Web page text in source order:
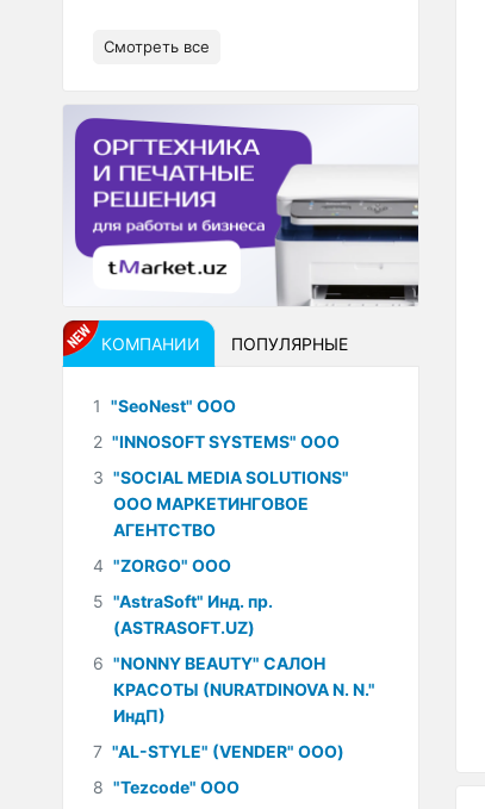
Смотреть все
КОМПАНИИ ПОПУЛЯРНЫЕ
1 "SeoNest" ООО
2 "INNOSOFT SYSTEMS" ООО
3 "SOCIAL MEDIA SOLUTIONS"
ООО МАРКЕТИНГОВОЕ
АГЕНТСТВО
4 "ZORGO" ООО
5 "AstraSoft" Инд. пр.
(ASTRASOFT.UZ)
6 "NONNY BEAUTY" САЛОН
КРАСОТЫ (NURATDINOVA N. N."
ИндП)
7 "AL-STYLE" (VENDER" ООО)
8 "Tezcode" ООО